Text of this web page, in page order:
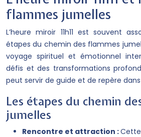
flammes jumelles
L’heure miroir 11h11 est souvent
étapes du chemin des flammes
voyage spirituel et émotionnel
défis et des transformations
peut servir de guide et de repère
Les étapes du chemin
jumelles
Rencontre et attraction :